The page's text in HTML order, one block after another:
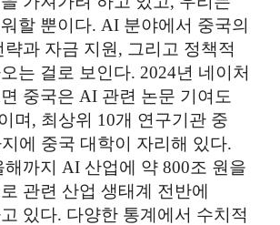
할 뿐이다. AI 분야에서 중국의
과 자금 지원, 그리고 정책적
는 걸로 보인다. 2024년 네이처
중국은 AI 관련 논문 기여도
며, 최상위 10개 연구기관 중
에 중국 대학이 자리해 있다.
해까지 AI 산업에 약 800조 원을
관련 산업 생태계 전반에
있다. 다양한 통계에서 수치적